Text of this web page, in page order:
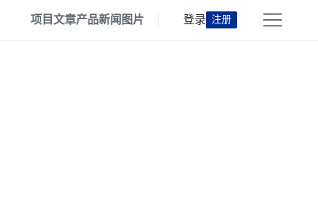
项目文章产品新闻 图片 登录 注册